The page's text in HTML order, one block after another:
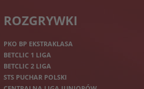
ROZGRYWKI
PKO BP EKSTRAKLASA
BETCLIC 1 LIGA
BETCLIC 2 LIGA
STS PUCHAR POLSKI